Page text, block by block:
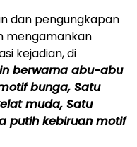
dan pengungkapan
mengamankan
kejadian, di
berwarna abu-abu
bunga, Satu
muda, Satu
putih kebiruan motif